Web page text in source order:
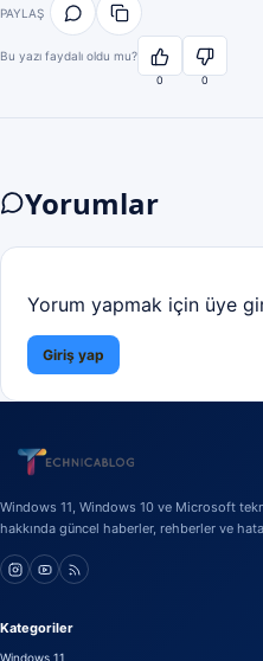
PAYLAŞ
Bu yazı faydalı oldu mu?
0 0
Yorumlar
Yorum yapmak için üye
Giriş yap
Windows 11, Windows 10 ve Microsoft
hakkında güncel haberler, rehberler ve
Kategoriler
Windows 11